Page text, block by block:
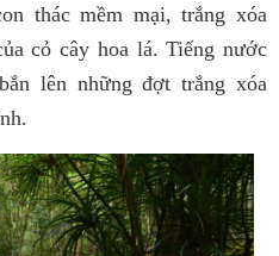
thác mềm mại, trắng xóa
cỏ cây hoa lá. Tiếng nước
lên những đợt trắng xóa